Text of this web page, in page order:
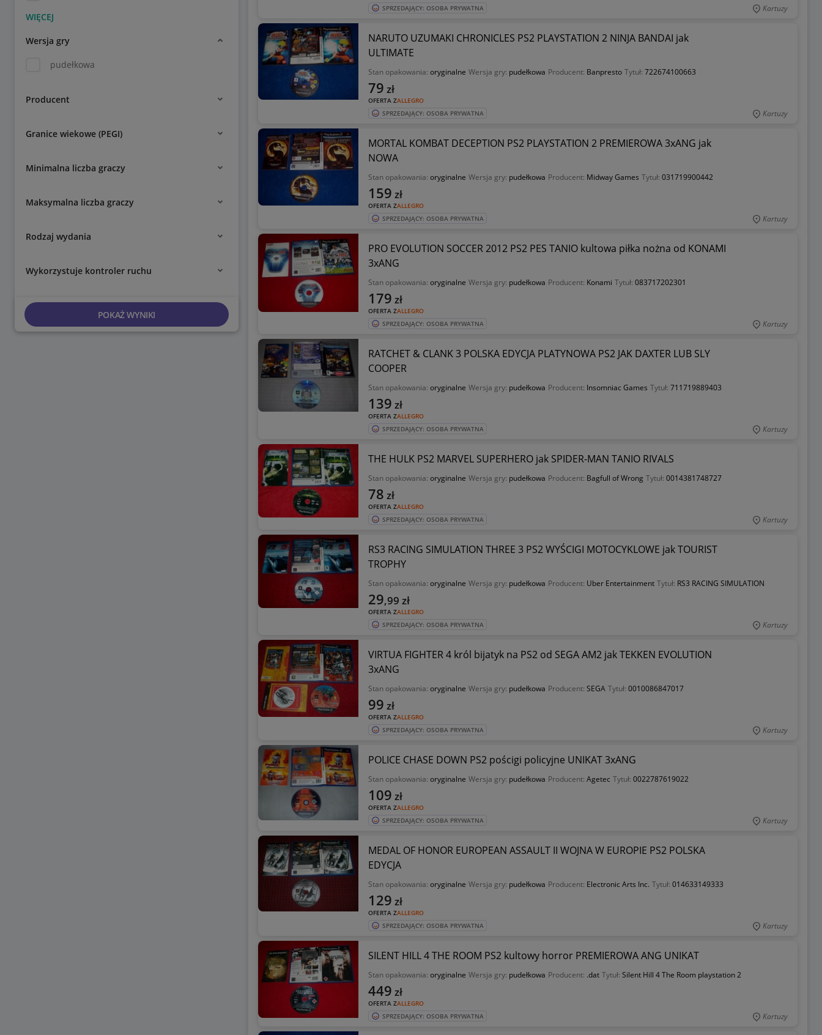
Wersja gry
pudełkowa
Producent
Granice wiekowe (PEGI)
Minimalna liczba graczy
Maksymalna liczba graczy
Rodzaj wydania
Wykorzystuje kontroler ruchu
POKAŻ WYNIKI
SPRZEDAJĄCY: OSOBA PRYWATNA Kartuzy
NARUTO UZUMAKI CHRONICLES PS2 PLAYSTATION 2 NINJA BANDAI jak
ULTIMATE
Stan opakowania: oryginalne Wersja gry: pudełkowa Producent: Banpresto Tytuł: 722674100663
OFERTA ZALLEGRO
79 zł
SPRZEDAJĄCY: OSOBA PRYWATNA Kartuzy
MORTAL KOMBAT DECEPTION PS2 PLAYSTATION 2 PREMIEROWA 3xANG jak
NOWA
Stan opakowania: oryginalne Wersja gry: pudełkowa Producent: Midway Games Tytuł: 031719900442
OFERTA ZALLEGRO
159 zł
SPRZEDAJĄCY: OSOBA PRYWATNA Kartuzy
PRO EVOLUTION SOCCER 2012 PS2 PES TANIO kultowa piłka nożna od KONAMI
3xANG
Stan opakowania: oryginalne Wersja gry: pudełkowa Producent: Konami Tytuł: 083717202301
OFERTA ZALLEGRO
179 zł
SPRZEDAJĄCY: OSOBA PRYWATNA Kartuzy
RATCHET & CLANK 3 POLSKA EDYCJA PLATYNOWA PS2 JAK DAXTER LUB SLY
COOPER
Stan opakowania: oryginalne Wersja gry: pudełkowa Producent: Insomniac Games Tytuł: 711719889403
OFERTA ZALLEGRO
139 zł
SPRZEDAJĄCY: OSOBA PRYWATNA Kartuzy
THE HULK PS2 MARVEL SUPERHERO jak SPIDER-MAN TANIO RIVALS
Stan opakowania: oryginalne Wersja gry: pudełkowa Producent: Bagfull of Wrong Tytuł: 0014381748727
OFERTA ZALLEGRO
78 zł
SPRZEDAJĄCY: OSOBA PRYWATNA Kartuzy
RS3 RACING SIMULATION THREE 3 PS2 WYŚCIGI MOTOCYKLOWE jak TOURIST
TROPHY
Stan opakowania: oryginalne Wersja gry: pudełkowa Producent: Uber Entertainment Tytuł: RS3 RACING SIMULATION
OFERTA ZALLEGRO
29,99 zł
SPRZEDAJĄCY: OSOBA PRYWATNA Kartuzy
VIRTUA FIGHTER 4 król bijatyk na PS2 od SEGA AM2 jak TEKKEN EVOLUTION
3xANG
Stan opakowania: oryginalne Wersja gry: pudełkowa Producent: SEGA Tytuł: 0010086847017
OFERTA ZALLEGRO
99 zł
SPRZEDAJĄCY: OSOBA PRYWATNA Kartuzy
POLICE CHASE DOWN PS2 pościgi policyjne UNIKAT 3xANG
Stan opakowania: oryginalne Wersja gry: pudełkowa Producent: Agetec Tytuł: 0022787619022
OFERTA ZALLEGRO
109 zł
SPRZEDAJĄCY: OSOBA PRYWATNA Kartuzy
MEDAL OF HONOR EUROPEAN ASSAULT II WOJNA W EUROPIE PS2 POLSKA
EDYCJA
Stan opakowania: oryginalne Wersja gry: pudełkowa Producent: Electronic Arts Inc. Tytuł: 014633149333
OFERTA ZALLEGRO
129 zł
SPRZEDAJĄCY: OSOBA PRYWATNA Kartuzy
SILENT HILL 4 THE ROOM PS2 kultowy horror PREMIEROWA ANG UNIKAT
Stan opakowania: oryginalne Wersja gry: pudełkowa Producent: .dat Tytuł: Silent Hill 4 The Room playstation 2
OFERTA ZALLEGRO
449 zł
SPRZEDAJĄCY: OSOBA PRYWATNA Kartuzy